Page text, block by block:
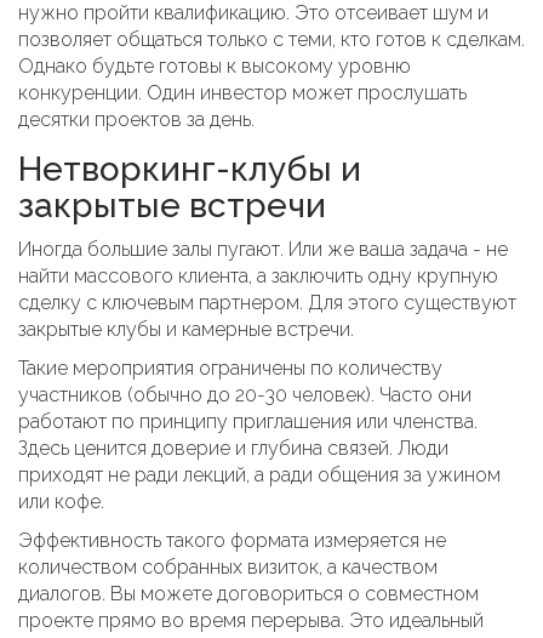
нужно пройти квалификацию. Это отсеивает шум и
позволяет общаться только с теми, кто готов к сделкам.
Однако будьте готовы к высокому уровню
конкуренции. Один инвестор может прослушать
десятки проектов за день.
Нетворкинг-клубы и
закрытые встречи
Иногда большие залы пугают. Или же ваша задача - не
найти массового клиента, а заключить одну крупную
сделку с ключевым партнером. Для этого существуют
закрытые клубы и камерные встречи.
Такие мероприятия ограничены по количеству
участников (обычно до 20-30 человек). Часто они
работают по принципу приглашения или членства.
Здесь ценится доверие и глубина связей. Люди
приходят не ради лекций, а ради общения за ужином
или кофе.
Эффективность такого формата измеряется не
количеством собранных визиток, а качеством
диалогов. Вы можете договориться о совместном
проекте прямо во время перерыва. Это идеальный